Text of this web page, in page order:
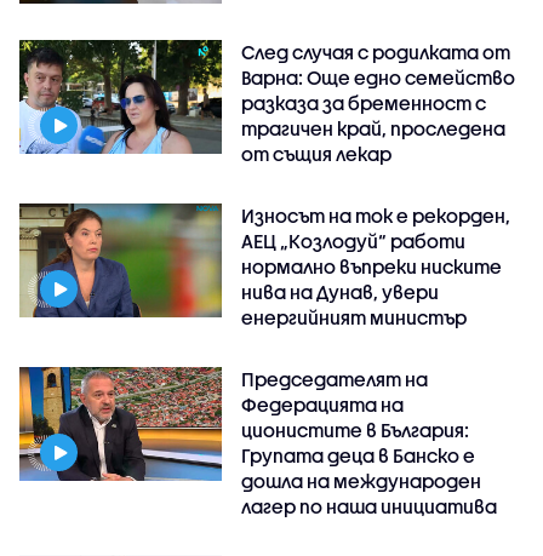
След случая с родилката от
Варна: Още едно семейство
разказа за бременност с
трагичен край, проследена
от същия лекар
Износът на ток е рекорден,
АЕЦ „Козлодуй“ работи
нормално въпреки ниските
нива на Дунав, увери
енергийният министър
Председателят на
Федерацията на
ционистите в България:
Групата деца в Банско е
дошла на международен
лагер по наша инициатива